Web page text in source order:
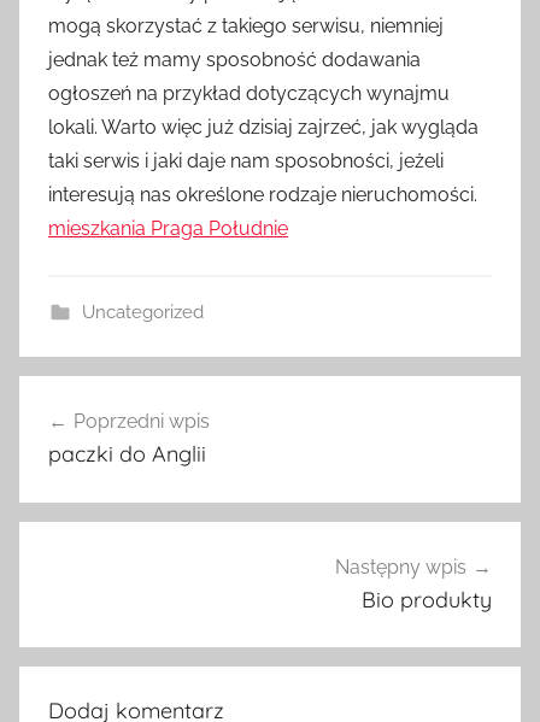
mogą skorzystać z takiego serwisu, niemniej
jednak też mamy sposobność dodawania
ogłoszeń na przykład dotyczących wynajmu
lokali. Warto więc już dzisiaj zajrzeć, jak wygląda
taki serwis i jaki daje nam sposobności, jeżeli
interesują nas określone rodzaje nieruchomości.
mieszkania Praga Południe
Uncategorized
wpisu
Poprzedni wpis
paczki do Anglii
Następny wpis
Bio produkty
Dodaj komentarz